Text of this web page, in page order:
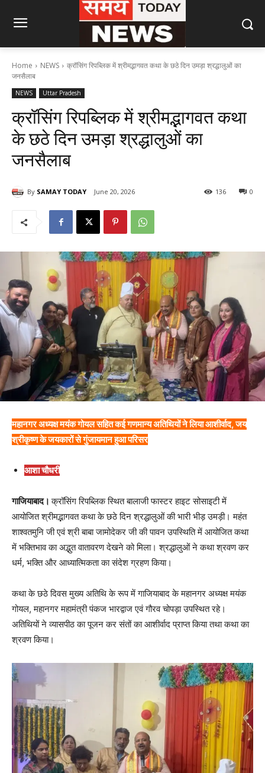
Home NEWS
क्रॉसिंग रिपब्लिक में श्रीमद्भागवत कथा के छठे दिन उमड़ा श्रद्धालुओं का
जनसैलाब
NEWS Uttar Pradesh
क्रॉसिंग रिपब्लिक में श्रीमद्भागवत कथा
के छठे दिन उमड़ा श्रद्धालुओं का
जनसैलाब
By SAMAY TODAY June 20, 2026 0
136
महानगर अध्यक्ष मयंक गोयल सहित कई गणमान्य अतिथियों ने लिया आशीर्वाद, जय
श्रीकृष्ण के जयकारों से गुंजायमान हुआ परिसर
आशा चौधरी
गाजियाबाद।क्रॉसिंग रिपब्लिक स्थित बालाजी फास्टर हाइट सोसाइटी में
आयोजित श्रीमद्भागवत कथा के छठे दिन श्रद्धालुओं की भारी भीड़ उमड़ी। महंत
शाश्वतमुनि जी एवं श्री बाबा जामोदेकर जी की पावन उपस्थिति में आयोजित कथा
में भक्तिभाव का अद्भुत वातावरण देखने को मिला। श्रद्धालुओं ने कथा श्रवण कर
धर्म, भक्ति और आध्यात्मिकता का संदेश ग्रहण किया।
कथा के छठे दिवस मुख्य अतिथि के रूप में गाजियाबाद के महानगर अध्यक्ष मयंक
गोयल, महानगर महामंत्री पंकज भारद्वाज एवं गौरव चोपड़ा उपस्थित रहे।
अतिथियों ने व्यासपीठ का पूजन कर संतों का आशीर्वाद प्राप्त किया तथा कथा का
श्रवण किया।